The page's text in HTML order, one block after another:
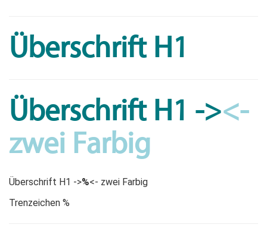
Überschrift H1
Überschrift H1 -><-
zwei Farbig
Überschrift H1 ->%<- zwei Farbig
Trenzeichen %